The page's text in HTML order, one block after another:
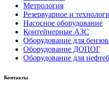
Метрология
Резервуарное и
Насосное оборудование
Контейнерные АЗС
Оборудование для
Оборудование ДОПОГ
Оборудование для
Контакты